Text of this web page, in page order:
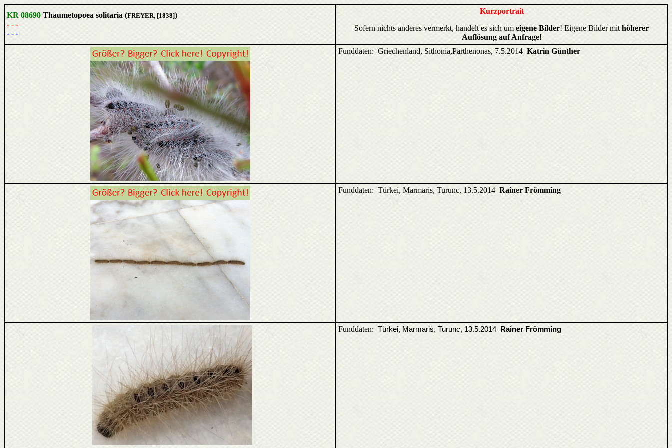
KR 08690 Thaumetopoea solitaria (FREYER, [1838])
- - -
- - -
Kurzportrait
Sofern nichts anderes vermerkt, handelt es sich um eigene Bilder! Eigene Bilder mit höherer
Auflösung auf Anfrage!
Funddaten: Griechenland, Sithonia,Parthenonas, 7.5.2014 Katrin Günther
Funddaten: Türkei, Marmaris, Turunc, 13.5.2014 Rainer Frömming
Funddaten: Türkei, Marmaris, Turunc, 13.5.2014 Rainer Frömming